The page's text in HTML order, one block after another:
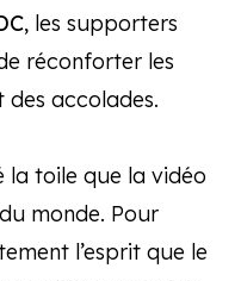
, les supporters
réconforter les
des accolades.
la toile que la vidéo
monde. Pour
l’esprit que le